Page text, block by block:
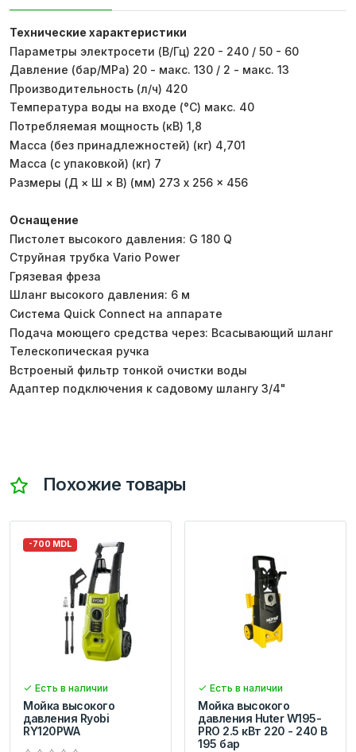
Технические характеристики
Параметры электросети (В/Гц) 220 - 240 / 50 - 60
Давление (бар/MPa) 20 - макс. 130 / 2 - макс. 13
Производительность (л/ч) 420
Температура воды на входе (°C) макс. 40
Потребляемая мощность (кВ) 1,8
Масса (без принадлежностей) (кг) 4,701
Масса (с упаковкой) (кг) 7
Размеры (Д × Ш × В) (мм) 273 x 256 x 456
Оснащение
Пистолет высокого давления: G 180 Q
Струйная трубка Vario Power
Грязевая фреза
Шланг высокого давления: 6 м
Система Quick Connect на аппарате
Подача моющего средства через: Всасывающий шланг
Телескопическая ручка
Встроеный фильтр тонкой очистки воды
Адаптер подключения к садовому шлангу 3/4"
Похожие товары
-700 MDL
Есть в наличии
Мойка высокого
давления Ryobi
RY120PWA
Есть в наличии
Мойка высокого
давления Huter W195-
PRO 2.5 кВт 220 - 240 В
195 бар